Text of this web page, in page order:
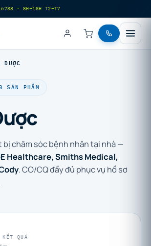
· 8H–18H T2–T7
DƯỢC
SẢN PHẨM
chăm sóc bệnh nhân tại nhà —
Healthcare, Smiths Medical,
. CO/CQ đầy đủ phục vụ hồ sơ
KẾT QUẢ